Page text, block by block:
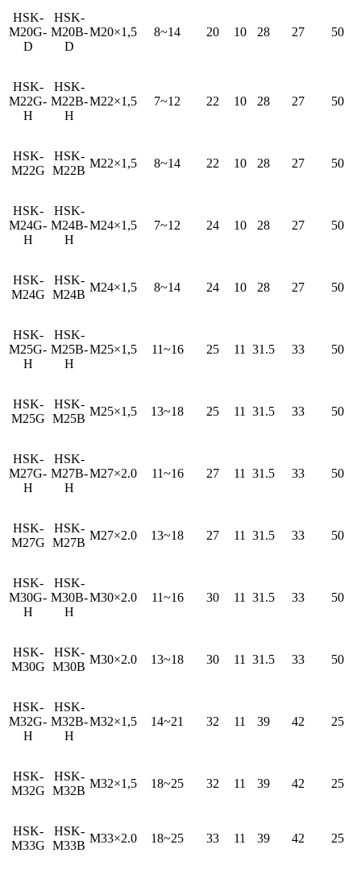
HSK-
M20G-
D
HSK-
M20B-
D
M20×1,5 8~14 20 10 28 27 50
HSK-
M22G-
H
HSK-
M22B-
H
M22×1,5 7~12 22 10 28 27 50
HSK-
M22G
HSK-
M22B
M22×1,5 8~14 22 10 28 27 50
HSK-
M24G-
H
HSK-
M24B-
H
M24×1,5 7~12 24 10 28 27 50
HSK-
M24G
HSK-
M24B
M24×1,5 8~14 24 10 28 27 50
HSK-
M25G-
H
HSK-
M25B-
H
M25×1,5 11~16 25 11 31.5 33 50
HSK-
M25G
HSK-
M25B
M25×1,5 13~18 25 11 31.5 33 50
HSK-
M27G-
H
HSK-
M27B-
H
M27×2.0 11~16 27 11 31.5 33 50
HSK-
M27G
HSK-
M27B
M27×2.0 13~18 27 11 31.5 33 50
HSK-
M30G-
H
HSK-
M30B-
H
M30×2.0 11~16 30 11 31.5 33 50
HSK-
M30G
HSK-
M30B
M30×2.0 13~18 30 11 31.5 33 50
HSK-
M32G-
H
HSK-
M32B-
H
M32×1,5 14~21 32 11 39 42 25
HSK-
M32G
HSK-
M32B
M32×1,5 18~25 32 11 39 42 25
HSK-
M33G
HSK-
M33B
M33×2.0 18~25 33 11 39 42 25